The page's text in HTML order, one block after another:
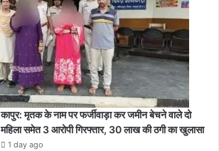
कापुर: मृतक के नाम पर फर्जीवाड़ा कर जमीन बेचने वाले दो
महिला समेत 3 आरोपी गिरफ्तार, 30 लाख की ठगी का खुलासा
1 day ago